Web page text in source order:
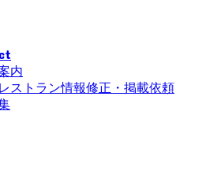
内
ストラン情報修正・掲載依頼